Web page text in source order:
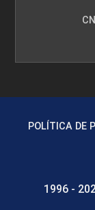
POLÍTICA DE
1996 -